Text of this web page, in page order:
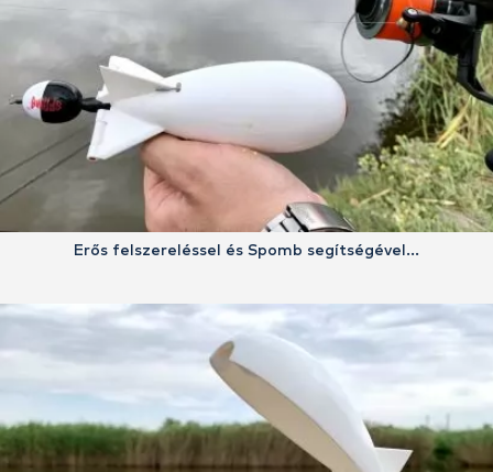
Erős felszereléssel és Spomb segítségével…